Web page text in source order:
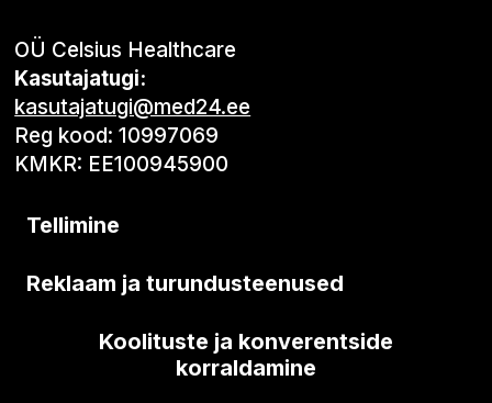
OÜ Celsius Healthcare
Kasutajatugi:
kasutajatugi@med24.ee
Reg kood: 10997069
KMKR: EE100945900
Tellimine
Reklaam ja turundusteenused
Koolituste ja konverentside
korraldamine